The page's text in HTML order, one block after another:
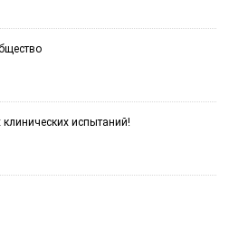
клинических испытаний!